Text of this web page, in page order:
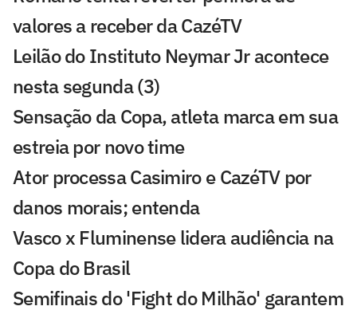
valores a receber da CazéTV
Leilão do Instituto Neymar Jr acontece
nesta segunda (3)
Sensação da Copa, atleta marca em sua
estreia por novo time
Ator processa Casimiro e CazéTV por
danos morais; entenda
Vasco x Fluminense lidera audiência na
Copa do Brasil
Semifinais do 'Fight do Milhão' garantem